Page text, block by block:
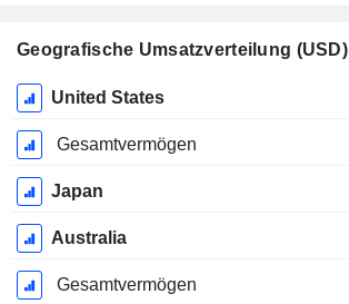
Geografische Umsatzverteilung (USD)
Ende d.
Geschäftsjahres:
Dezember
United States
Gesamtvermögen
Japan
Australia
Gesamtvermögen